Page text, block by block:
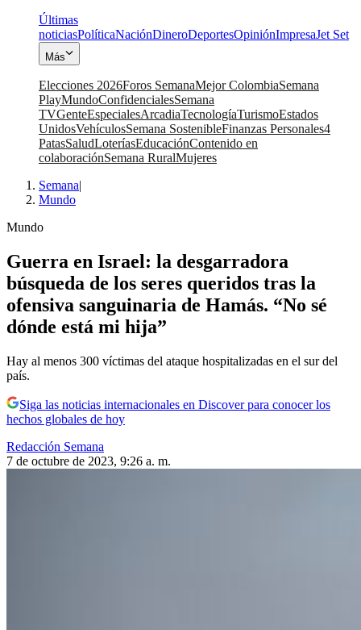
Últimas
noticiasPolíticaNaciónDineroDeportesOpiniónImpresaJet Set
Más
Elecciones 2026Foros SemanaMejor ColombiaSemana
PlayMundoConfidencialesSemana
TVGenteEspecialesArcadiaTecnologíaTurismoEstados
UnidosVehículosSemana SostenibleFinanzas Personales4
PatasSaludLoteríasEducaciónContenido en
colaboraciónSemana RuralMujeres
Semana|
Mundo
Mundo
Guerra en Israel: la desgarradora
búsqueda de los seres queridos tras la
ofensiva sanguinaria de Hamás. “No sé
dónde está mi hija”
Hay al menos 300 víctimas del ataque hospitalizadas en el sur del
país.
Siga las noticias internacionales en Discover para conocer los
hechos globales de hoy
Redacción Semana
7 de octubre de 2023, 9:26 a. m.